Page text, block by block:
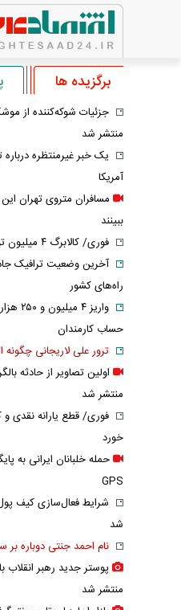
برگزیده ها
جزئیات شوکه‌کننده از
منتشر شد
یک خبر غیرمنتظره درباره
آمریکا
مسافران متروی تهران
ببینند
فوری/ کالابرگ ۴ میلیون تومانی واریز شد
آخرین وضعیت ترافیک
راه‌های کشور
واریز ۴
حساب کارمندان
ترور علی لاریجانی چگونه
اولین تصاویر از حادثه
منتشر شد
فوری/ قطع یارانه نقدی و
خورد
حمله خلبانان ایرانی به
GPS
شرایط فعال‌سازی کیف پول
شد
نام احمد جنتی دوباره بر
پوستر جدید رهبر انقلاب
منتشر شد